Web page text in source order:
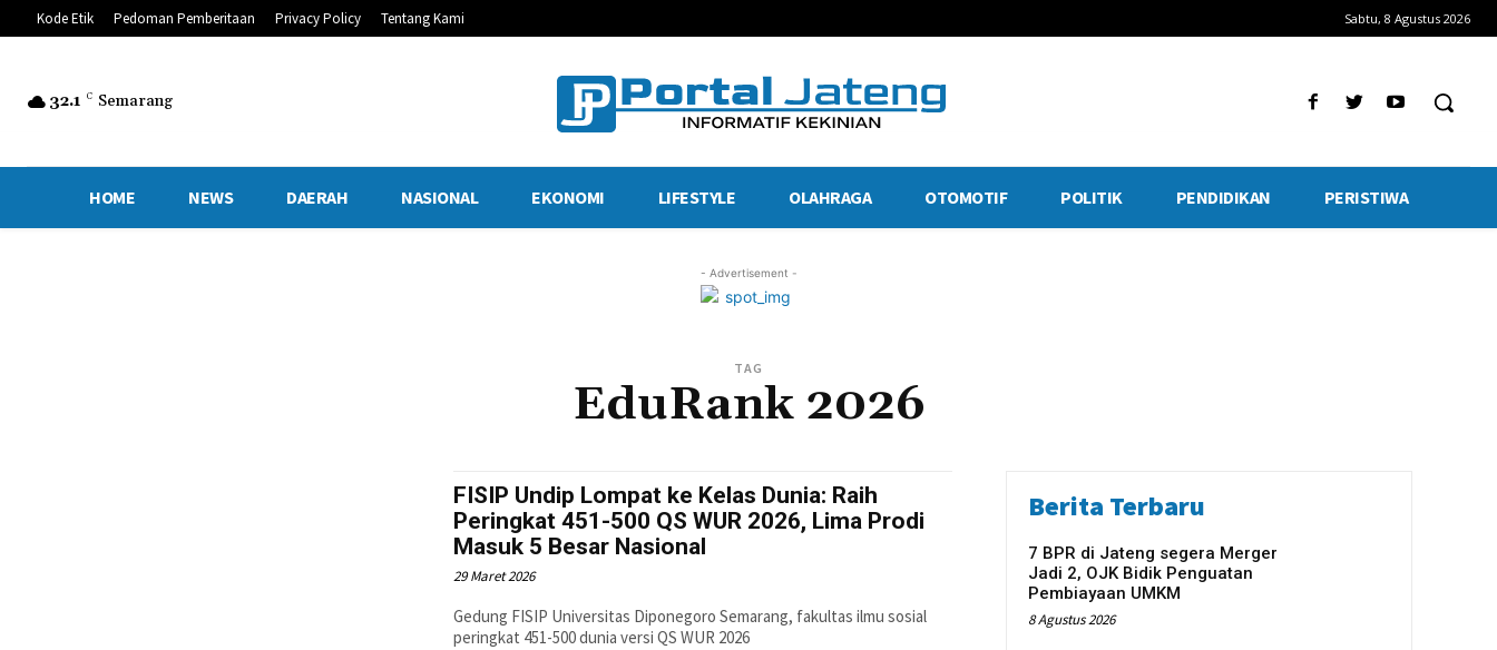
Kode Etik Pedoman Pemberitaan Privacy Policy Tentang Kami Sabtu, 8 Agustus 2026
32.1 C Semarang
HOME NEWS DAERAH NASIONAL EKONOMI LIFESTYLE OLAHRAGA OTOMOTIF POLITIK PENDIDIKAN PERISTIWA
- Advertisement -
TAG
EduRank 2026
FISIP Undip Lompat ke Kelas Dunia: Raih
Peringkat 451-500 QS WUR 2026, Lima Prodi
Masuk 5 Besar Nasional
29 Maret 2026
Gedung FISIP Universitas Diponegoro Semarang, fakultas ilmu sosial
peringkat 451-500 dunia versi QS WUR 2026
Berita Terbaru
7 BPR di Jateng segera Merger
Jadi 2, OJK Bidik Penguatan
Pembiayaan UMKM
8 Agustus 2026